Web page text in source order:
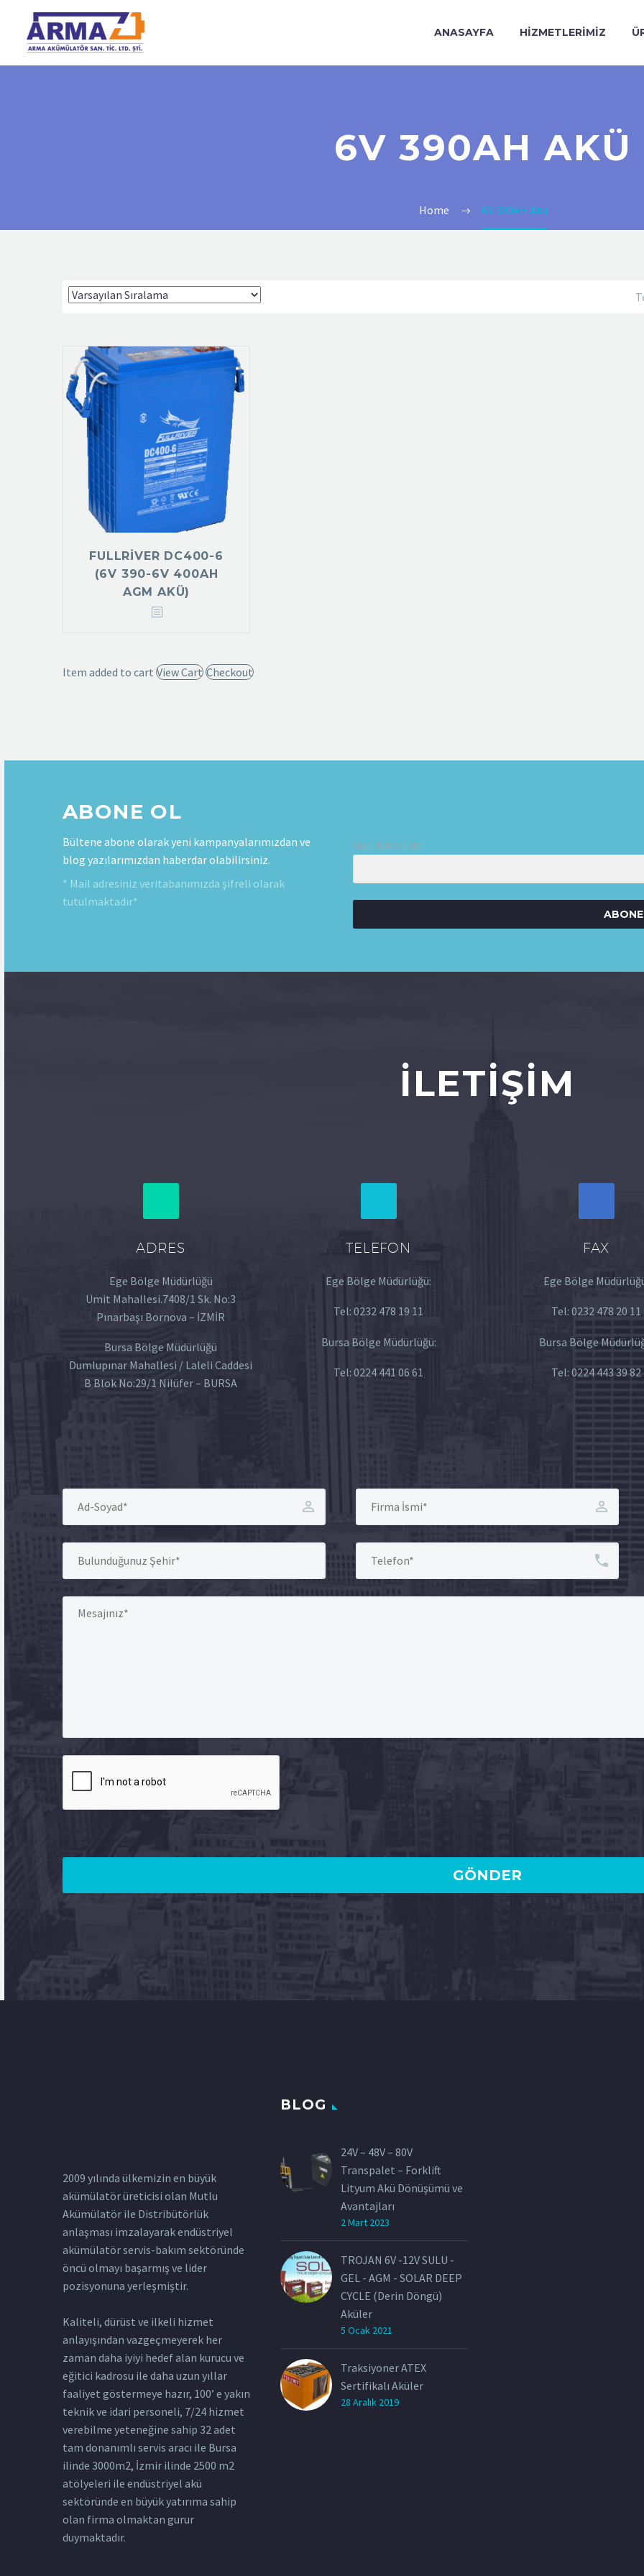
ANASAYFA HIZMETLERIMIZ
6V 390AH AKÜ
Home 6V 390AH Akü
FULLRIVER DC400-6
(6V 390-6V 400AH
AGM AKÜ)
Item added to cart View Cart Checkout
ABONE OL
Bültene abone olarak yeni kampanyalarımızdan ve
blog yazılarımızdan haberdar olabilirsiniz.
* Mail adresiniz veritabanımızda şifreli olarak
tutulmaktadır*
Mail Adresiniz:
İLETIŞIM
ADRES
Ege Bölge Müdürlüğü
Ümit Mahallesi.7408/1 Sk. No:3
Pınarbaşı Bornova – İZMİR
Bursa Bölge Müdürlüğü
Dumlupınar Mahallesi / Laleli Caddesi
B Blok No:29/1 Nilüfer – BURSA
TELEFON
Ege Bölge Müdürlüğü:
Tel: 0232 478 19 11
Bursa Bölge Müdürlüğü:
Tel: 0224 441 06 61
FAX
Ege Bölge
Tel: 0232 478 20 11
Bursa Bölge
Tel: 0224 443 39 82
2009 yılında ülkemizin en büyük
akümülatör üreticisi olan Mutlu
Akümülatör ile Distribütörlük
anlaşması imzalayarak endüstriyel
akümülatör servis-bakım sektöründe
öncü olmayı başarmış ve lider
pozisyonuna yerleşmiştir.
Kaliteli, dürüst ve ilkeli hizmet
anlayışından vazgeçmeyerek her
zaman daha iyiyi hedef alan kurucu ve
eğitici kadrosu ile daha uzun yıllar
faaliyet göstermeye hazır, 100’ e yakın
teknik ve idari personeli, 7/24 hizmet
verebilme yeteneğine sahip 32 adet
tam donanımlı servis aracı ile Bursa
ilinde 3000m2, İzmir ilinde 2500 m2
atölyeleri ile endüstriyel akü
sektöründe en büyük yatırıma sahip
olan firma olmaktan gurur
duymaktadır.
BLOG
24V – 48V – 80V
Transpalet – Forklift
Lityum Akü Dönüşümü ve
Avantajları
2 Mart 2023
TROJAN 6V -12V SULU -
GEL - AGM - SOLAR DEEP
CYCLE (Derin Döngü)
Aküler
5 Ocak 2021
Traksiyoner ATEX
Sertifikalı Aküler
28 Aralık 2019